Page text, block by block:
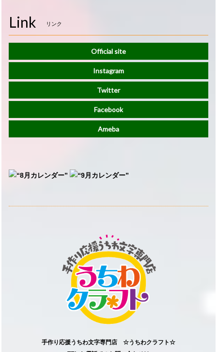
Link リンク
Official site
Instagram
Twitter
Facebook
Ameba
手作り応援うちわ文字専門店 ☆うちわクラフト☆